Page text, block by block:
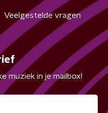
Veelgestelde vragen
muziek in je mailbox!